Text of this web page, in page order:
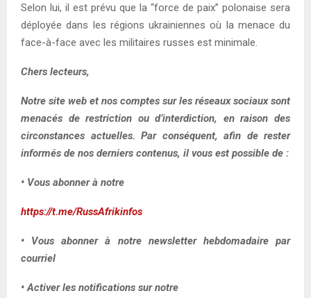
Selon lui, il est prévu que la “force de paix” polonaise sera
déployée dans les régions ukrainiennes où la menace du
face-à-face avec les militaires russes est minimale.
Chers lecteurs,
Notre site web et nos comptes sur les réseaux sociaux sont
menacés de restriction ou d’interdiction, en raison des
circonstances actuelles. Par conséquent, afin de rester
informés de nos derniers contenus, il vous est possible de :
• Vous abonner à notre
https://t.me/RussAfrikinfos
• Vous abonner à notre newsletter hebdomadaire par
courriel
• Activer les notifications sur notre